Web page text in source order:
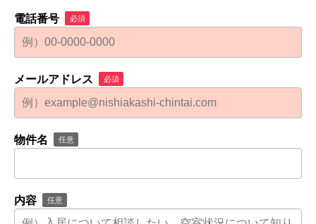
電話番号 必須
メールアドレス 必須
物件名 任意
内容 任意